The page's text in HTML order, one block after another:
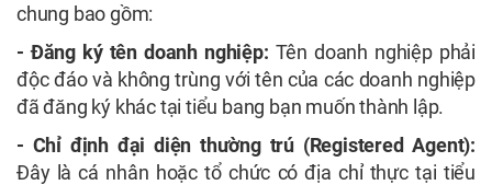
chung bao gồm:
- Đăng ký tên doanh nghiệp: Tên doanh nghiệp phải
độc đáo và không trùng với tên của các doanh nghiệp
đã đăng ký khác tại tiểu bang bạn muốn thành lập.
- Chỉ định đại diện thường trú (Registered Agent):
Đây là cá nhân hoặc tổ chức có địa chỉ thực tại tiểu